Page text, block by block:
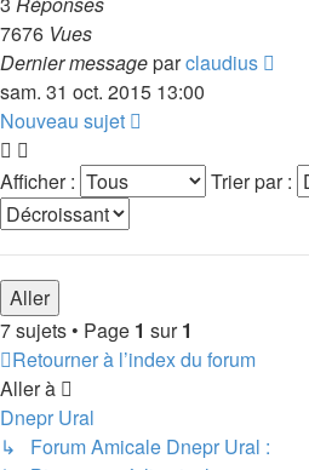
7676 Vues
Dernier messageparclaudius
sam. 31 oct. 2015 13:00
Nouveau sujet
Afficher : Trier par :
7 sujets • Page 1 sur1
Retourner à l’index du forum
Aller à
Dnepr Ural
↳ Forum Amicale Dnepr Ural :